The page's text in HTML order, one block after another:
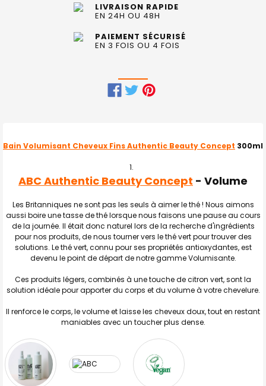
LIVRAISON RAPIDE
EN 24H OU 48H
PAIEMENT SÉCURISÉ
EN 3 FOIS OU 4 FOIS
ENSEMBLE
TOUT
J'AJOUTE
LA
SÉLECTION
AU PANIER
Bain Volumisant Cheveux Fins Authentic Beauty Concept 300ml
ABC Authentic Beauty Concept - Volume
Les Britanniques ne sont pas les seuls à aimer le thé ! Nous aimons
aussi boire une tasse de thé lorsque nous faisons une pause au cours
de la journée. Il était donc naturel lors de la recherche d'ingrédients
pour nos produits, de nous tourner vers le thé vert pour trouver des
solutions. Le thé vert, connu pour ses propriétés antioxydantes, est
devenu le point de départ de notre gamme Volumisante.
Ces produits légers, combinés à une touche de citron vert, sont la
solution idéale pour apporter du corps et du volume à votre chevelure.
Il renforce le corps, le volume et laisse les cheveux doux, tout en restant
maniables avec un toucher plus dense.